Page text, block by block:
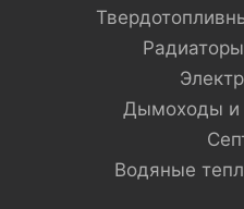
Дымоходы и
Водяные